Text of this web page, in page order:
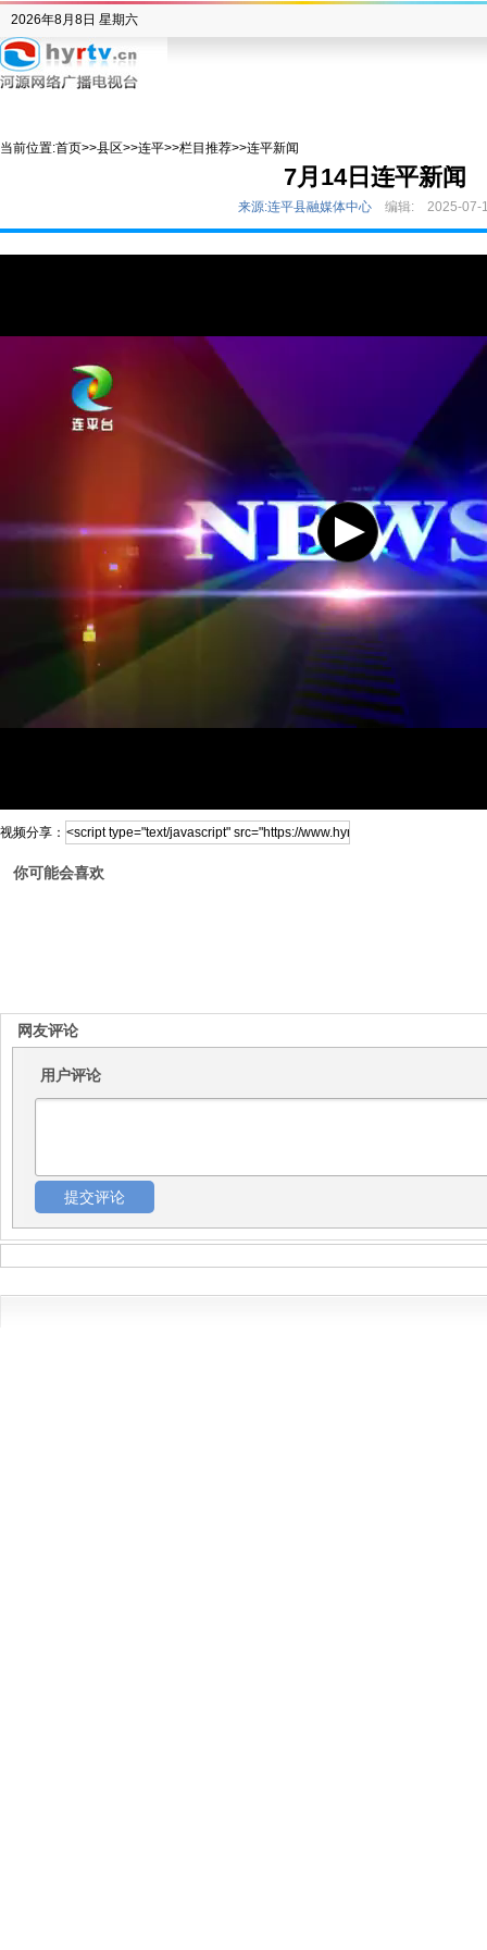
2026年8月8日 星期六
当前位置:首页>>县区>>连平>>栏目推荐>>连平新闻
7月14日连平新闻
来源:连平县融媒体中心 编辑: 2025-07-
视频分享：
你可能会喜欢
网友评论
用户评论